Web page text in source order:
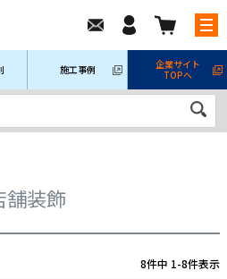
ログイン/マイページ
歴
施工事例
企業サイト
TOPへ
舗装飾
8件中 1-8件表示